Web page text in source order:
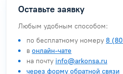
Оставьте заявку
Любым удобным способом:
по бесплатному номеру 8
в онлайн-чате
на почту info@arkonsa.ru
через форму обратной связи